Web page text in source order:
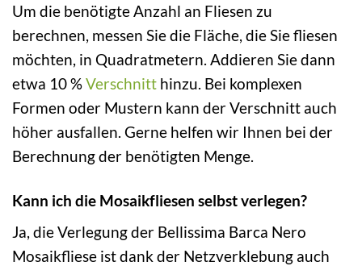
Um die benötigte Anzahl an Fliesen zu
berechnen, messen Sie die Fläche, die Sie fliesen
möchten, in Quadratmetern. Addieren Sie dann
etwa 10 %Verschnitt hinzu. Bei komplexen
Formen oder Mustern kann der Verschnitt auch
höher ausfallen. Gerne helfen wir Ihnen bei der
Berechnung der benötigten Menge.
Kann ich die Mosaikfliesen selbst verlegen?
Ja, die Verlegung der Bellissima Barca Nero
Mosaikfliese ist dank der Netzverklebung auch